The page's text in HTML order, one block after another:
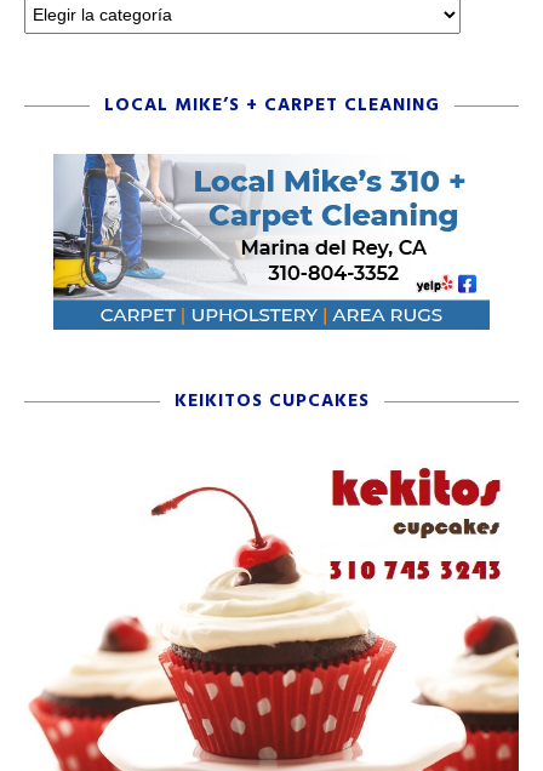
LOCAL MIKE’S + CARPET CLEANING
KEIKITOS CUPCAKES